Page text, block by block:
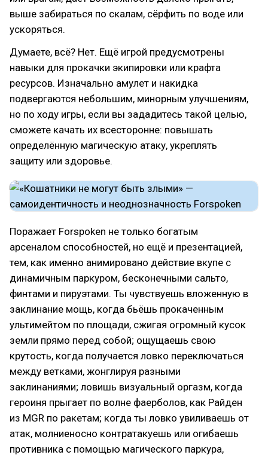
выше забираться по скалам, сёрфить по воде или
ускоряться.
Думаете, всё? Нет. Ещё игрой предусмотрены
навыки для прокачки экипировки или крафта
ресурсов. Изначально амулет и накидка
подвергаются небольшим, минорным улучшениям,
но по ходу игры, если вы зададитесь такой целью,
сможете качать их всесторонне: повышать
определённую магическую атаку, укреплять
защиту или здоровье.
Поражает Forspoken не только богатым
арсеналом способностей, но ещё и презентацией,
тем, как именно анимировано действие вкупе с
динамичным паркуром, бесконечными сальто,
финтами и пируэтами. Ты чувствуешь вложенную в
заклинание мощь, когда бьёшь прокаченным
ультимейтом по площади, сжигая огромный кусок
земли прямо перед собой; ощущаешь свою
крутость, когда получается ловко переключаться
между ветками, жонглируя разными
заклинаниями; ловишь визуальный оргазм, когда
героиня прыгает по волне фаерболов, как Райден
из MGR по ракетам; когда ты ловко увиливаешь от
атак, молниеносно контратакуешь или огибаешь
противника с помощью магического паркура,